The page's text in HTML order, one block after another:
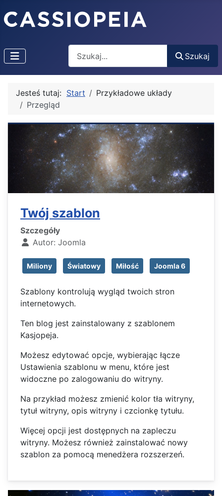
Szukaj
Jesteś tutaj: Start
Przykładowe układy
Przegląd
Twój szablon
Szczegóły
Autor: Joomla
Miliony Światowy Miłość Joomla 6
Szablony kontrolują wygląd twoich stron
internetowych.
Ten blog jest zainstalowany z szablonem
Kasjopeja.
Możesz edytować opcje, wybierając łącze
Ustawienia szablonu w menu, które jest
widoczne po zalogowaniu do witryny.
Na przykład możesz zmienić kolor tła witryny,
tytuł witryny, opis witryny i czcionkę tytułu.
Więcej opcji jest dostępnych na zapleczu
witryny. Możesz również zainstalować nowy
szablon za pomocą menedżera rozszerzeń.